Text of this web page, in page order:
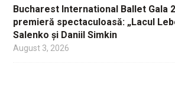
Bucharest International Ballet Gala
premieră spectaculoasă: „Lacul
Salenko și Daniil Simkin
August 3, 2026